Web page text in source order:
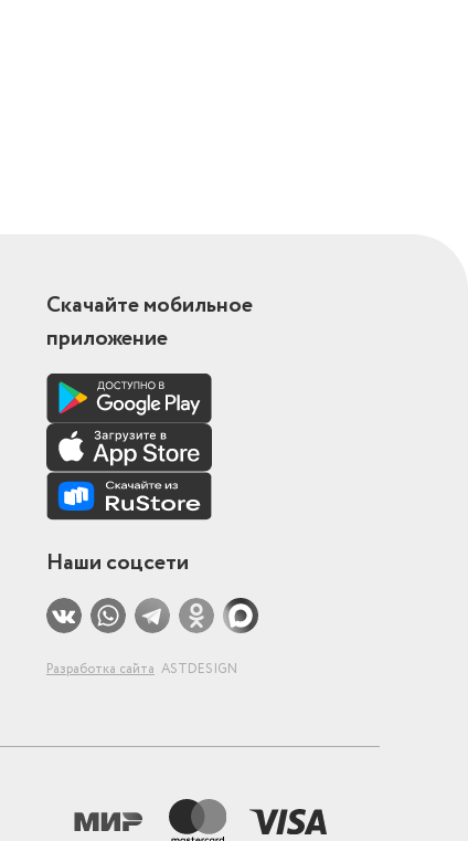
Скачайте мобильное
приложение
Наши соцсети
Разработка сайта ASTDESIGN